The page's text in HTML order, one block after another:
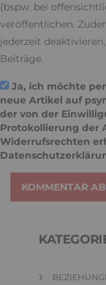
(bspw. bei
veröffentlichen.
jederzeit
Beiträge.
Ja, ich möchte
neue Artikel auf
der von der
Protokollierung der
Widerrufsrechten
KOMMENTAR